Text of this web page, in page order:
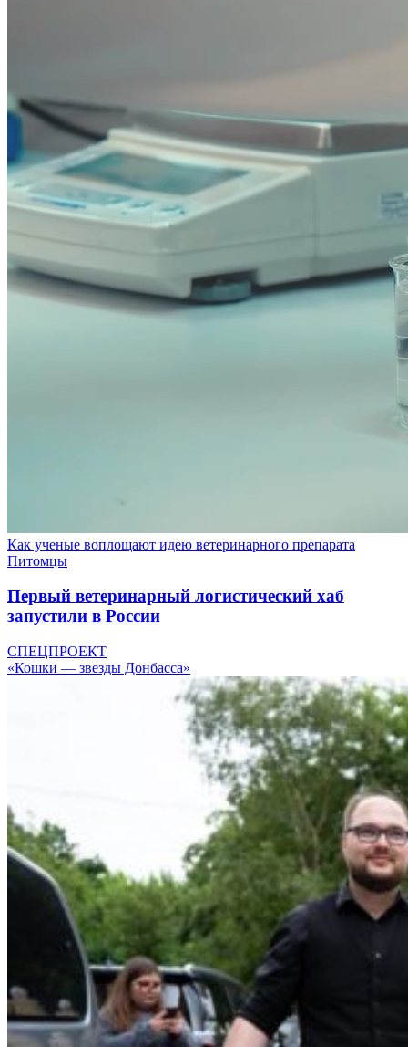
Как ученые воплощают идею ветеринарного препарата
Питомцы
Первый ветеринарный логистический хаб
запустили в России
СПЕЦПРОЕКТ
«Кошки — звезды Донбасса»